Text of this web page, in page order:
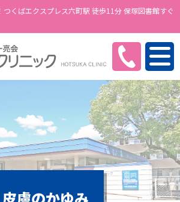
つくばエクスプレス六町駅 徒歩11分 保塚図書館すぐ